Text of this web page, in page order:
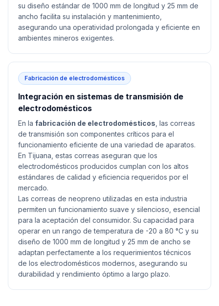
su diseño estándar de 1000 mm de longitud y 25 mm de
ancho facilita su instalación y mantenimiento,
asegurando una operatividad prolongada y eficiente en
ambientes mineros exigentes.
Fabricación de electrodomésticos
Integración en sistemas de transmisión de
electrodomésticos
En la fabricación de electrodomésticos , las correas
de transmisión son componentes críticos para el
funcionamiento eficiente de una variedad de aparatos.
En Tijuana, estas correas aseguran que los
electrodomésticos producidos cumplan con los altos
estándares de calidad y eficiencia requeridos por el
mercado.
Las correas de neopreno utilizadas en esta industria
permiten un funcionamiento suave y silencioso, esencial
para la aceptación del consumidor. Su capacidad para
operar en un rango de temperatura de -20 a 80 °C y su
diseño de 1000 mm de longitud y 25 mm de ancho se
adaptan perfectamente a los requerimientos técnicos
de los electrodomésticos modernos, asegurando su
durabilidad y rendimiento óptimo a largo plazo.